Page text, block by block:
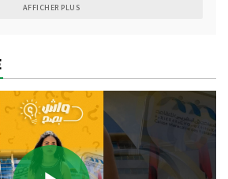
AFFICHER PLUS